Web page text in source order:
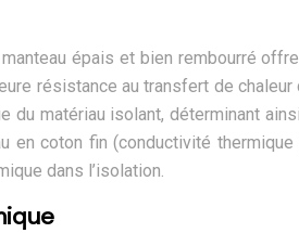
épais et bien rembourré
résistance au transfert de
du matériau isolant, déterminant
en coton fin (conductivité
dans l’isolation.